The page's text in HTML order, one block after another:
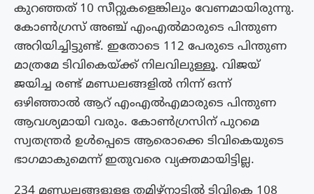
കുറഞ്ഞത് 10 സീറ്റുകളെങ്കിലും വേണമായിരുന്നു.
കോൺഗ്രസ് അഞ്ച് എംഎൽമാരുടെ പിന്തുണ
അറിയിച്ചിട്ടുണ്ട്. ഇതോടെ 112 പേരുടെ പിന്തുണ
മാത്രമേ ടിവികെയ്ക്ക് നിലവിലുള്ളൂ. വിജയ്
ജയിച്ച രണ്ട് മണ്ഡലങ്ങളിൽ നിന്ന് ഒന്ന്
ഒഴിഞ്ഞാൽ ആറ് എംഎൽഎമാരുടെ പിന്തുണ
ആവശ്യമായി വരും. കോൺഗ്രസിന് പുറമെ
സ്വതന്ത്രർ ഉൾപ്പെടെ ആരൊക്കെ ടിവികെയുടെ
ഭാഗമാകുമെന്ന് ഇതുവരെ വ്യക്തമായിട്ടില്ല.